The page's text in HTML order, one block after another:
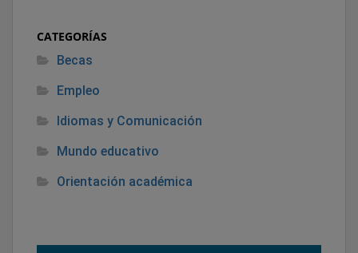
CATEGORÍAS
Becas
Empleo
Idiomas y Comunicación
Mundo educativo
Orientación académica